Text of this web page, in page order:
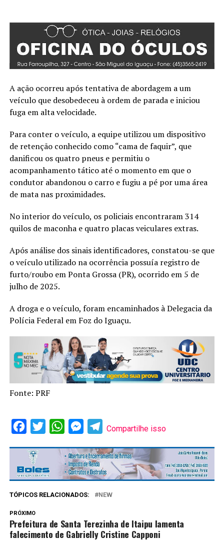
A ação ocorreu após tentativa de abordagem a um
veículo que desobedeceu à ordem de parada e iniciou
fuga em alta velocidade.
Para conter o veículo, a equipe utilizou um dispositivo
de retenção conhecido como “cama de faquir”, que
danificou os quatro pneus e permitiu o
acompanhamento tático até o momento em que o
condutor abandonou o carro e fugiu a pé por uma área
de mata nas proximidades.
No interior do veículo, os policiais encontraram 314
quilos de maconha e quatro placas veiculares extras.
Após análise dos sinais identificadores, constatou-se que
o veículo utilizado na ocorrência possuía registro de
furto/roubo em Ponta Grossa (PR), ocorrido em 5 de
julho de 2025.
A droga e o veículo, foram encaminhados à Delegacia da
Polícia Federal em Foz do Iguaçu.
Fonte: PRF
Facebook
Twitter WhatsAppMessenger
Telegram
Compartilhe isso
TÓPICOS RELACIONADOS: NEW
PRÓXIMO
Prefeitura de Santa Terezinha de Itaipu lamenta
falecimento de Gabrielly Cristine Capponi